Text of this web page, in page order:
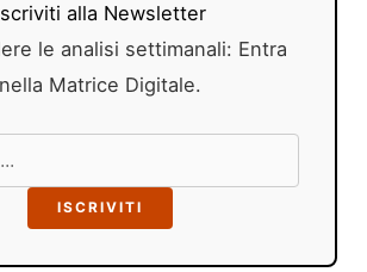
alla Newsletter
le analisi settimanali: Entra
nella Matrice Digitale.
ISCRIVITI